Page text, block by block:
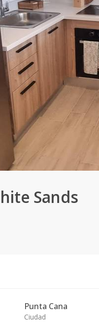
Sands
Punta Cana
Ciudad